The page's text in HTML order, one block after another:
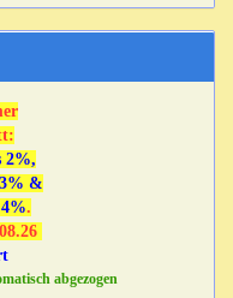
2%,
&
.
abgezogen